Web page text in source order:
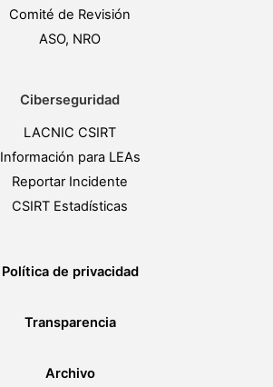
Comité de Revisión
ASO, NRO
Ciberseguridad
LACNIC CSIRT
Información para LEAs
Reportar Incidente
CSIRT Estadísticas
Política de privacidad
Transparencia
Archivo